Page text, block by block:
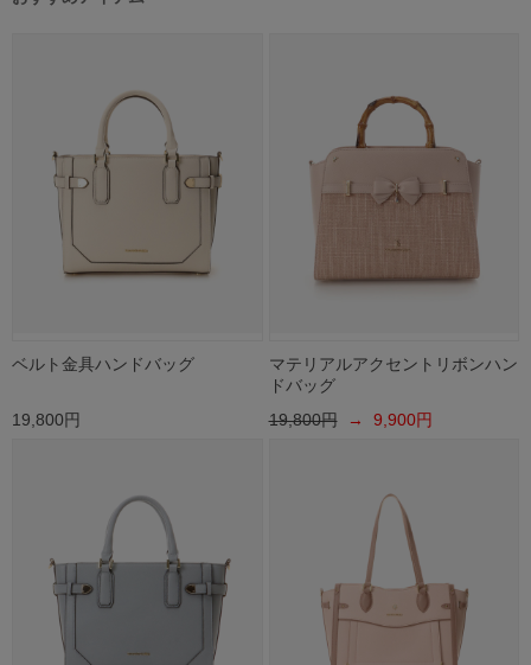
ベルト金具ハンドバッグ
19,800円
マテリアルアクセントリボンハン
ドバッグ
19,800円→ 9,900円